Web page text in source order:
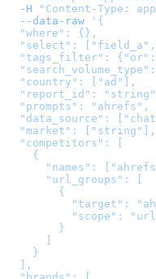
  -H
"Content-Type:
  --data-raw
' {
  "where": {},
"select":
"tags_filter":
  "country": ["ad"],
"report_id":
  "prompts": "ahrefs",
"data_source":
  "market": ["string"],
  "competitors": [
    {
"names":
      "url_groups": [
        {
"target":
"scope":
        }
    }
  ],